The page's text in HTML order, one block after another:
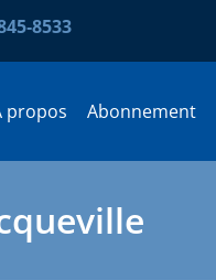
propos Abonnement